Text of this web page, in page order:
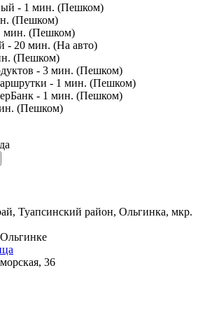
- 1 мин. (Пешком)
(Пешком)
мин. (Пешком)
- 20 мин. (На авто)
(Пешком)
- 3 мин. (Пешком)
- 1 мин. (Пешком)
- 1 мин. (Пешком)
(Пешком)
Туапсинский район, Ольгинка, мкр.
Ольгинке
36